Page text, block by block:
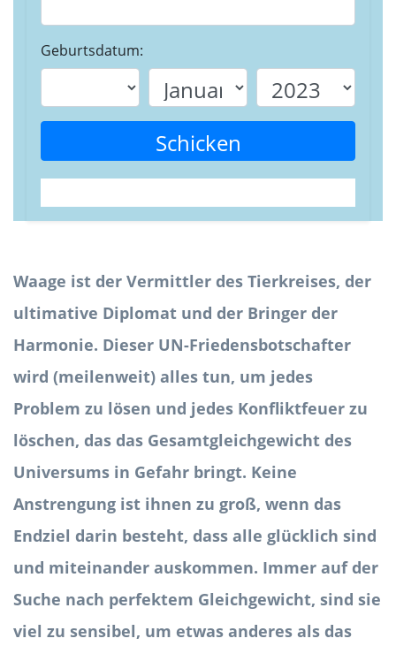
Geburtsdatum:
Schicken
Waage ist der Vermittler des Tierkreises, der
ultimative Diplomat und der Bringer der
Harmonie. Dieser UN-Friedensbotschafter
wird (meilenweit) alles tun, um jedes
Problem zu lösen und jedes Konfliktfeuer zu
löschen, das das Gesamtgleichgewicht des
Universums in Gefahr bringt. Keine
Anstrengung ist ihnen zu groß, wenn das
Endziel darin besteht, dass alle glücklich sind
und miteinander auskommen. Immer auf der
Suche nach perfektem Gleichgewicht, sind sie
viel zu sensibel, um etwas anderes als das